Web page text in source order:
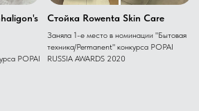
POPAI
Стойка Rowenta Skin Care
Заняла 1-е место в номинации "Бытовая
техника/Permanent" конкурса POPAI
RUSSIA AWARDS 2020